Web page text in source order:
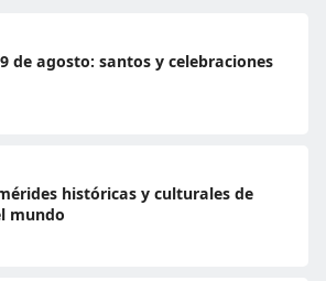
de agosto: santos y celebraciones
históricas y culturales de
mundo